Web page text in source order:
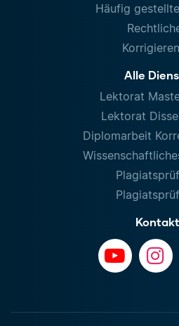
Häufig
Alle
Lektorat
Lektorat
Diplomarbeit
Kontakt